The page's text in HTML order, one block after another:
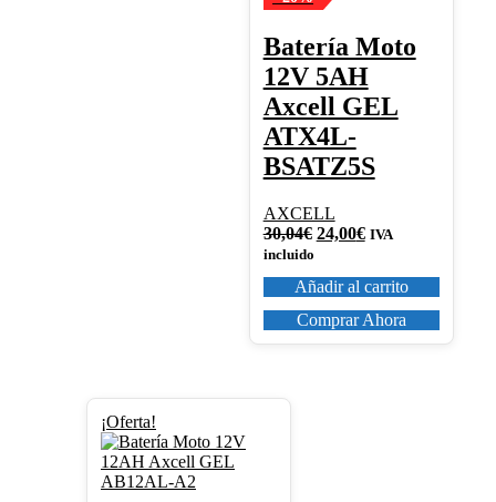
Batería Moto
12V 5AH
Axcell GEL
ATX4L-
BSATZ5S
AXCELL
30,04€ El
era:
30,04€.
24,00€El
es:
24,00€.
IVA
incluido
Añadir al carrito
Comprar Ahora
¡Oferta!